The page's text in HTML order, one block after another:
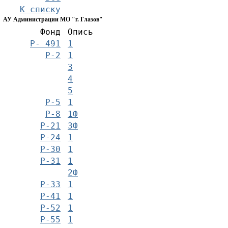
К списку
АУ Администрации МО "г. Глазов"
Фонд
Опись
Р- 491
1
Р-2
1
3
4
5
Р-5
Р-8
1
Р-21
1Ф
3Ф
Р-24
1
Р-30
1
Р-31
1
2Ф
Р-33
1
Р-41
1
Р-52
1
Р-55
1